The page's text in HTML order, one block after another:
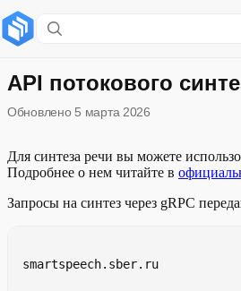
Создание приложения
Передача параметров синтеза
Получение ответа
Коды ошибок
API потокового
Обновлено 5 марта 2026
Для синтеза речи вы можете
Подробнее о нем читайте в
Запросы на синтез через gRPC
smartspeech.sber.ru